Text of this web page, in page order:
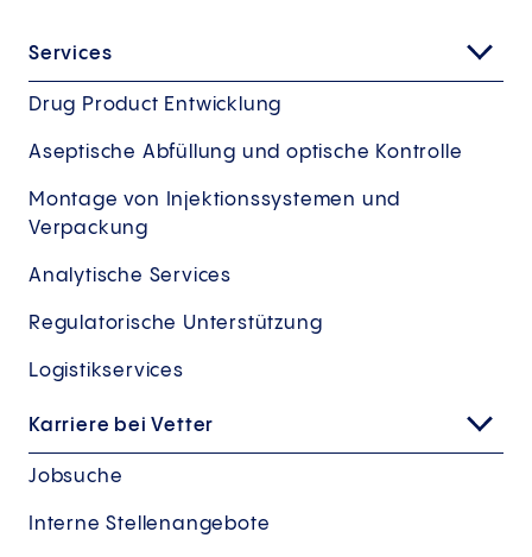
Services
Drug Product Entwicklung
Aseptische Abfüllung und optische Kontrolle
Montage von Injektionssystemen und
Verpackung
Analytische Services
Regulatorische Unterstützung
Logistikservices
Karriere bei Vetter
Jobsuche
Interne Stellenangebote